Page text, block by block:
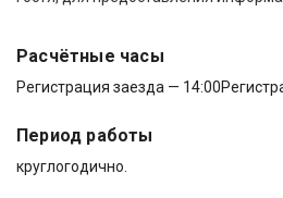
Расчётные часы
Регистрация заезда — 14:00
Период работы
круглогодично.